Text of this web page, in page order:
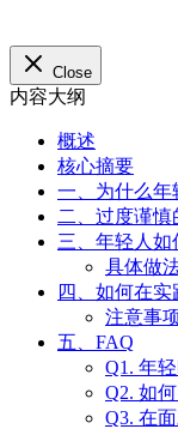
Close
内容大纲
概述
核心摘要
一、为什么年
二、过度谨
三、年轻人如
具体做
四、如何在
注意事
五、FAQ
Q1. 年
Q2. 如
Q3. 在